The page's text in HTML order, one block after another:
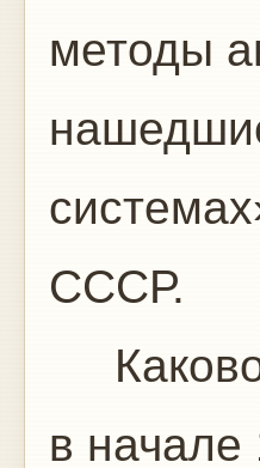
методы
СССР.
Каково
в